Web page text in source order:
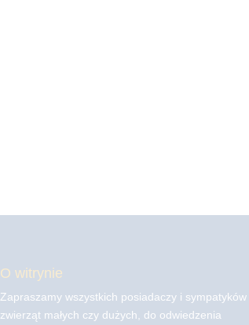
O witrynie
Zapraszamy wszystkich posiadaczy i sympatyków
zwierząt małych czy dużych, do odwiedzenia